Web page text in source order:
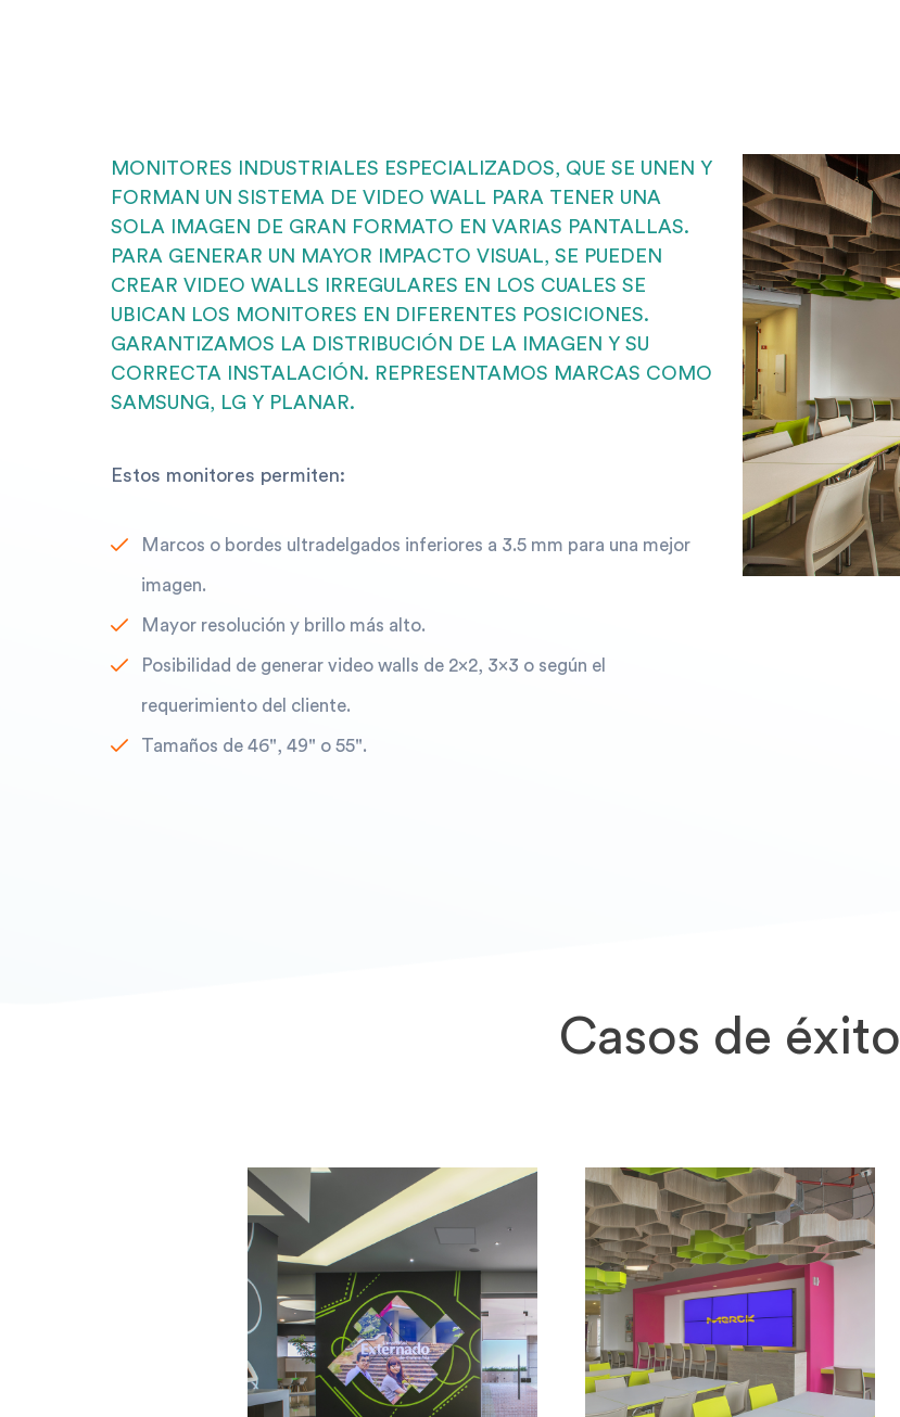
MONITORES INDUSTRIALES ESPECIALIZADOS, QUE SE UNEN Y
FORMAN UN SISTEMA DE VIDEO WALL PARA TENER UNA
SOLA IMAGEN DE GRAN FORMATO EN VARIAS PANTALLAS.
PARA GENERAR UN MAYOR IMPACTO VISUAL, SE PUEDEN
CREAR VIDEO WALLS IRREGULARES EN LOS CUALES SE
UBICAN LOS MONITORES EN DIFERENTES POSICIONES.
GARANTIZAMOS LA DISTRIBUCIÓN DE LA IMAGEN Y SU
CORRECTA INSTALACIÓN. REPRESENTAMOS MARCAS COMO
SAMSUNG, LG Y PLANAR.
Estos monitores permiten:
Marcos o bordes ultradelgados inferiores a 3.5 mm para una mejor
imagen.
Mayor resolución y brillo más alto.
Posibilidad de generar video walls de 2x2, 3x3 o según el
requerimiento del cliente.
Tamaños de 46", 49" o 55".
Casos de éxito